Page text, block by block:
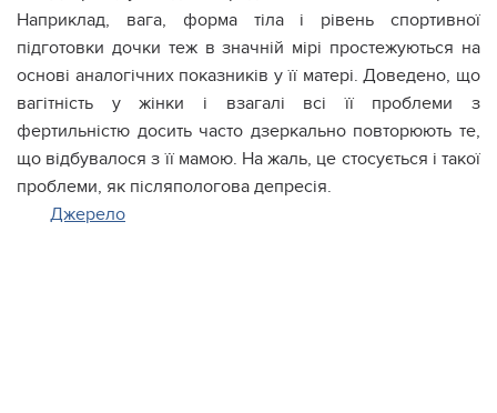
Наприклад, вага, форма тіла і рівень спортивної
підготовки дочки теж в значній мірі простежуються на
основі аналогічних показників у її матері. Доведено, що
вагітність у жінки і взагалі всі її проблеми з
фертильністю досить часто дзеркально повторюють те,
що відбувалося з її мамою. На жаль, це стосується і такої
проблеми, як післяпологова депресія.
Джерело